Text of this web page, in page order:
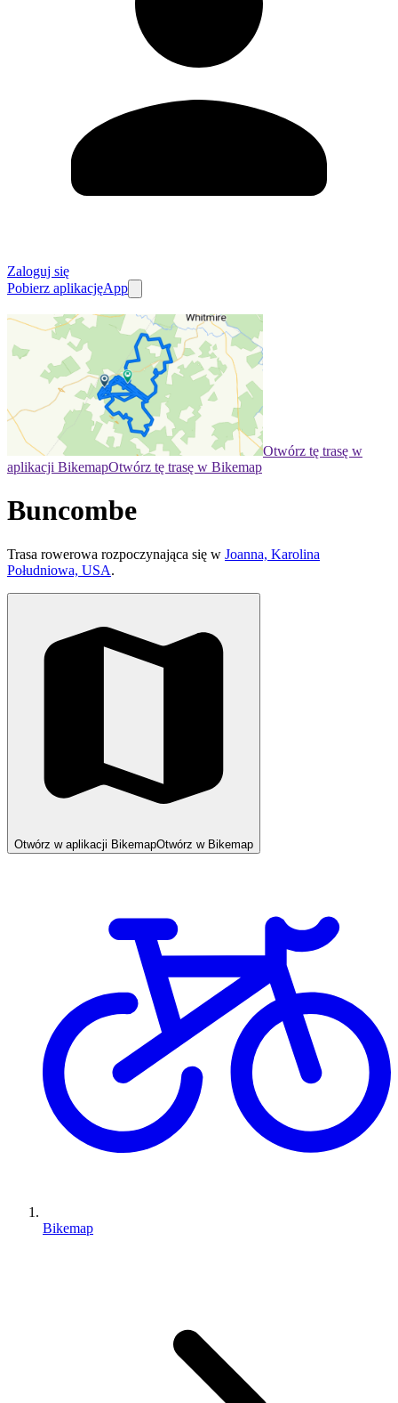
Zaloguj się
Pobierz aplikacjęApp
Otwórz tę trasę w
aplikacji BikemapOtwórz tę trasę w Bikemap
Buncombe
Trasa rowerowa rozpoczynająca się w Joanna, Karolina
Południowa, USA.
Otwórz w aplikacji BikemapOtwórz w Bikemap
Bikemap